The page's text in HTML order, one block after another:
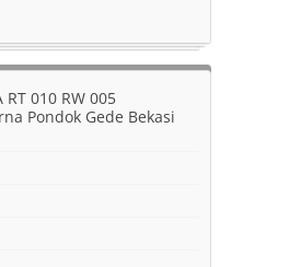
RT 010 RW 005
Pondok Gede Bekasi